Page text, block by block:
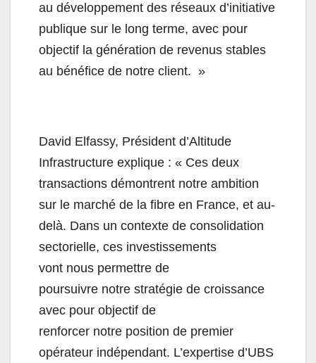
au développement des réseaux d’initiative
publique sur le long terme, avec pour
objectif la génération de revenus stables
au bénéfice de notre client. »
David Elfassy, Président d’Altitude
Infrastructure explique : « Ces deux
transactions démontrent notre ambition
sur le marché de la fibre en France, et au-
delà. Dans un contexte de consolidation
sectorielle, ces investissements
vont nous permettre de
poursuivre notre stratégie de croissance
avec pour objectif de
renforcer notre position de premier
opérateur indépendant. L’expertise d’UBS